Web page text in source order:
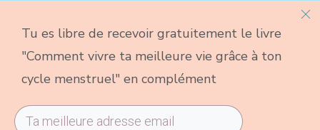
Tu es libre de recevoir gratuitement le livre
"Comment vivre ta meilleure vie grâce à ton
cycle menstruel" en complément